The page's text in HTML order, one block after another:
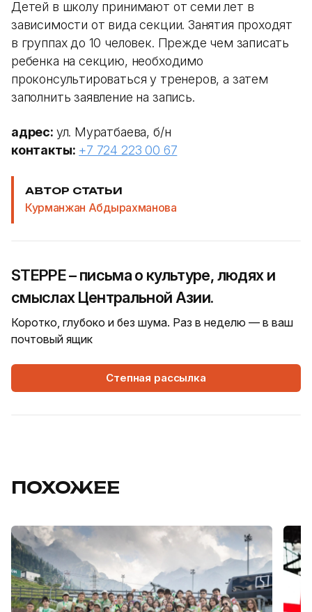
Детей в школу принимают от семи лет в
зависимости от вида секции. Занятия проходят
в группах до 10 человек. Прежде чем записать
ребенка на секцию, необходимо
проконсультироваться у тренеров, а затем
заполнить заявление на запись.
адрес: ул. Муратбаева, б/н
контакты: +7 724 223 00 67
АВТОР СТАТЬИ
Курманжан Абдырахманова
STEPPE – письма о культуре, людях и
смыслах Центральной Азии.
Коротко, глубоко и без шума. Раз в неделю — в ваш
почтовый ящик
Степная рассылка
ПОХОЖЕЕ